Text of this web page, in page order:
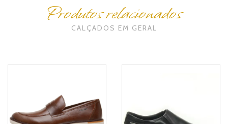
Produtos relacionados
CALÇADOS EM GERAL